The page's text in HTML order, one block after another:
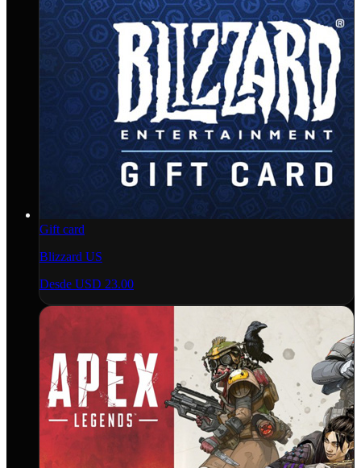
Gift card
Blizzard US
Desde USD 23.00